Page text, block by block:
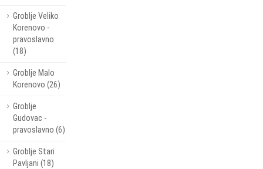
Groblje Veliko
Korenovo -
pravoslavno
(18)
Groblje Malo
Korenovo (26)
Groblje
Gudovac -
pravoslavno (6)
Groblje Stari
Pavljani (18)